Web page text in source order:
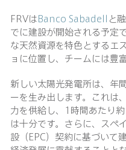
FRVはBanco Sabadell と
でに建設が開始される予定
な天然資源を特色とするエ
ョに位置し、チームには豊
新しい太陽光発電所は、年
ーを生み出します。これは
力を供給し、1時間あたり
は十分です。さらに、スペ
設（EPC）契約に基づいて